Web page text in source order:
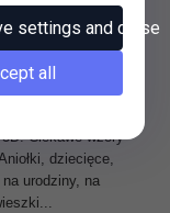
substancji
działające
tagów do
Ciekawe wzory
dziecięce,
urodziny, na
i zamknij / Save settings and close
all